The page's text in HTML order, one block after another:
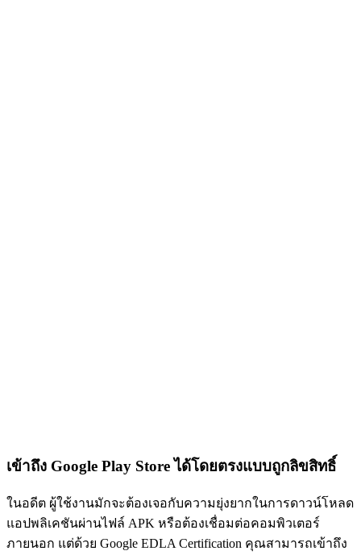
เข้าถึง Google Play Store ได้โดยตรงแบบถูกลิขสิทธิ์
ในอดีต ผู้ใช้งานมักจะต้องเจอกับความยุ่งยากในการดาวน์โหลด
แอปพลิเคชันผ่านไฟล์ APK หรือต้องเชื่อมต่อคอมพิวเตอร์
ภายนอก แต่ด้วย Google EDLA Certification คุณสามารถเข้าถึง